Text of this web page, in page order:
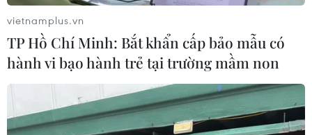
vietnamplus.vn
TP Hồ Chí Minh: Bắt khẩn cấp bảo mẫu có
hành vi bạo hành trẻ tại trường mầm non